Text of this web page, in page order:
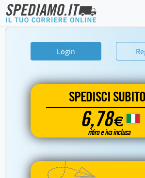
Login
SPEDISCI
6,78€
ritiro e iva inclusa